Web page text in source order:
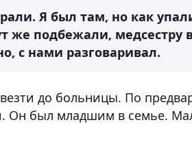
Я был там, но как
же подбежали, медсестру
с нами разговаривал.
до больницы. По
Он был младшим в семье.